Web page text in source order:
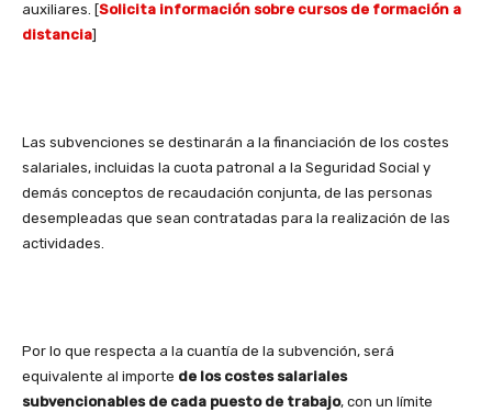
auxiliares. [Solicita información sobre cursos de formación a
distancia]
Las subvenciones se destinarán a la financiación de los costes
salariales, incluidas la cuota patronal a la Seguridad Social y
demás conceptos de recaudación conjunta, de las personas
desempleadas que sean contratadas para la realización de las
actividades.
Por lo que respecta a la cuantía de la subvención, será
equivalente al importe de los costes salariales
subvencionables de cada puesto de trabajo, con un límite